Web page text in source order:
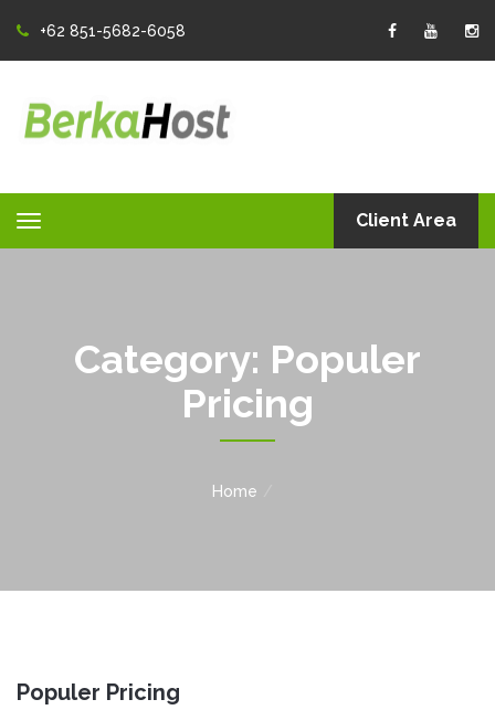
+62 851-5682-6058
Toggle
navigation
Client Area
Category: Populer
Pricing
Home
Populer Pricing